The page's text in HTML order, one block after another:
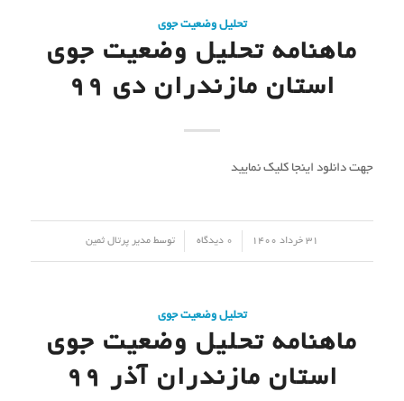
تحلیل وضعیت جوی
ماهنامه تحلیل وضعیت جوی
استان مازندران دی 99
جهت دانلود اینجا کلیک نمایید
31 خرداد 1400 / 0 دیدگاه توسط مدیر پرتال ثمین
تحلیل وضعیت جوی
ماهنامه تحلیل وضعیت جوی
استان مازندران آذر 99